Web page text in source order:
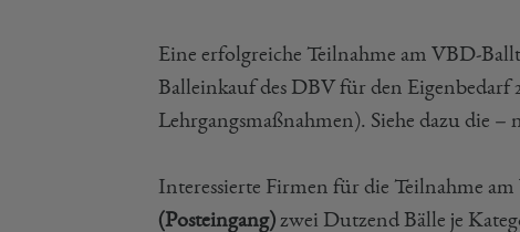
Eine erfolgreiche Teilnahme am VBD-
Balleinkauf des DBV für den
Lehrgangsmaßnahmen). Siehe dazu die
Interessierte Firmen für die Teilnahme
(Posteingang) zwei Dutzend Bälle je